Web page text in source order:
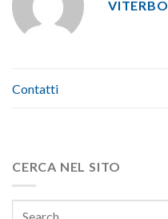
VITERBO
Contatti
CERCA NEL SITO